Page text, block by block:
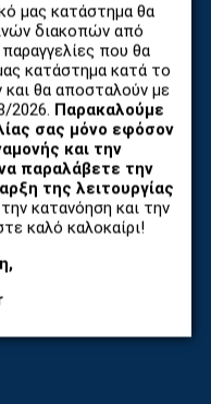
μας κατάστημα θα
διακοπών από
που θα
κατάστημα κατά το
θα αποσταλούν με
2026. Παρακαλούμε
σας μόνο εφόσον
και την
παραλάβετε την
της λειτουργίας
κατανόηση και την
καλό καλοκαίρι!
ΤΗΛΕΦΩΝΩΝ